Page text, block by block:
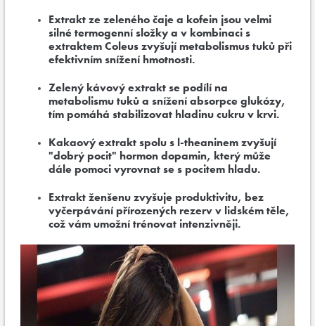
Extrakt ze zeleného čaje a kofein jsou velmi
silné termogenní složky a v kombinaci s
extraktem Coleus zvyšují metabolismus tuků při
efektivním snížení hmotnosti.
Zelený kávový extrakt se podílí na
metabolismu tuků a snížení absorpce glukózy,
tím pomáhá stabilizovat hladinu cukru v krvi.
Kakaový extrakt spolu s l-theaninem zvyšují
"dobrý pocit" hormon dopamin, který může
dále pomoci vyrovnat se s pocitem hladu.
Extrakt ženšenu zvyšuje produktivitu, bez
vyčerpávání přírozených rezerv v lidském těle,
což vám umožní trénovat intenzivněji.